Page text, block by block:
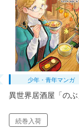
少年・青年マンガ
異世界居酒屋「の
続巻入荷